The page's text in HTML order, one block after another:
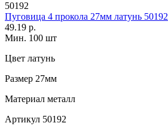
50192
Пуговица 4 прокола 27мм латунь 50192
49.19 р.
Мин. 100 шт
Цвет латунь
Размер 27мм
Материал металл
Артикул 50192